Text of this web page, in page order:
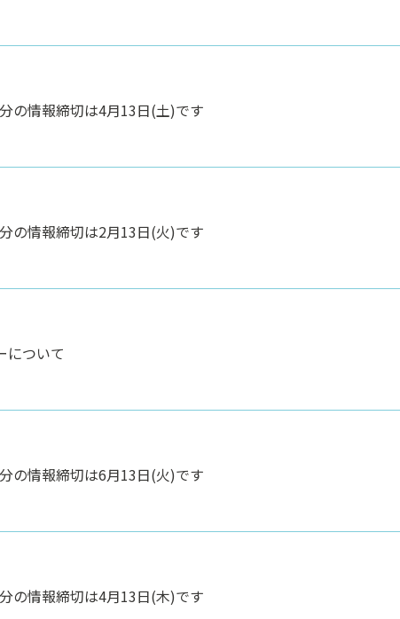
の情報締切は4月13日(土)です
の情報締切は2月13日(火)です
について
の情報締切は6月13日(火)です
の情報締切は4月13日(木)です